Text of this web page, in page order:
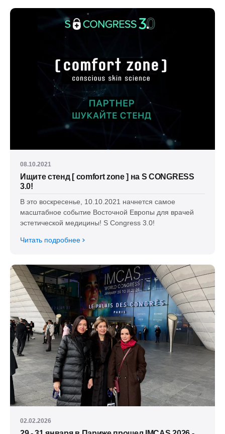
08.10.2021
Ищите стенд [ comfort zone ] на S CONGRESS
3.0!
В это воскресенье, 10.10.2021 начнется самое
масштабное событие Восточной Европы для врачей
эстетической медицины! S Congress 3.0!
Читать подробнее
02.02.2026